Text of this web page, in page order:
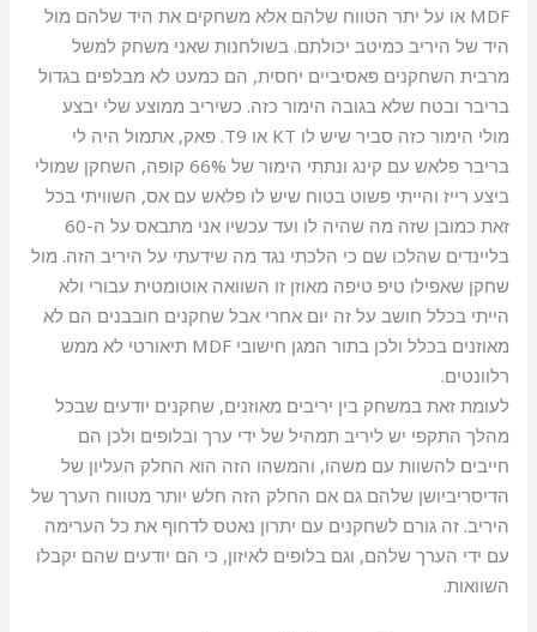
MDF או על יתר הטווח שלהם אלא משחקים את היד שלהם מול
היד של היריב כמיטב יכולתם. בשולחנות שאני משחק למשל
מרבית השחקנים פאסיביים יחסית, הם כמעט לא מבלפים בגדול
בריבר ובטח שלא בגובה הימור כזה. כשיריב ממוצע שלי יבצע
מולי הימור כזה סביר שיש לו KT או T9. פאק, אתמול היה לי
בריבר פלאש עם קינג ונתתי הימור של 66% קופה, השחקן שמולי
ביצע רייז והייתי פשוט בטוח שיש לו פלאש עם אס, השוויתי בכל
זאת כמובן שזה מה שהיה לו ועד עכשיו אני מתבאס על ה-60
בליינדים שהלכו שם כי הלכתי נגד מה שידעתי על היריב הזה. מול
שחקן שאפילו טיפ טיפה מאוזן זו השוואה אוטומטית עבורי ולא
הייתי בכלל חושב על זה יום אחרי אבל שחקנים חובבנים הם לא
מאוזנים בכלל ולכן בתור המגן חישובי MDF תיאורטי לא ממש
רלוונטים.
לעומת זאת במשחק בין יריבים מאוזנים, שחקנים יודעים שבכל
מהלך התקפי יש ליריב תמהיל של ידי ערך ובלופים ולכן הם
חייבים להשוות עם משהו, והמשהו הזה הוא החלק העליון של
הדיסריביושן שלהם גם אם החלק הזה חלש יותר מטווח הערך של
היריב. זה גורם לשחקנים עם יתרון נאטס לדחוף את כל הערימה
עם ידי הערך שלהם, וגם בלופים לאיזון, כי הם יודעים שהם יקבלו
השוואות.